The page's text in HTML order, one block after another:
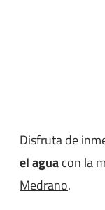
Disfruta de
el aguacon la
Medrano.